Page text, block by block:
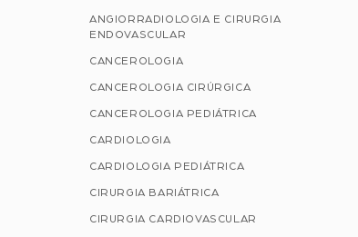
ANGIORRADIOLOGIA E CIRURGIA
ENDOVASCULAR
CANCEROLOGIA
CANCEROLOGIA CIRÚRGICA
CANCEROLOGIA PEDIÁTRICA
CARDIOLOGIA
CARDIOLOGIA PEDIÁTRICA
CIRURGIA BARIÁTRICA
CIRURGIA CARDIOVASCULAR